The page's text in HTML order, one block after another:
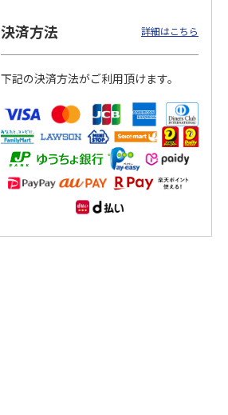
決済方法 詳細はこちら
下記の決済方法がご利用頂けます。